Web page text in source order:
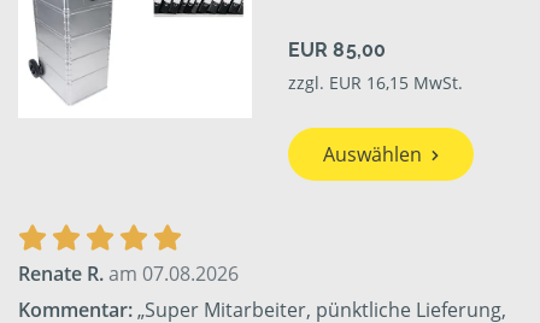
EUR 85,00
zzgl. EUR 16,15 MwSt.
Auswählen
Renate R.am 07.08.2026
Kommentar:„Super Mitarbeiter, pünktliche Lieferung,